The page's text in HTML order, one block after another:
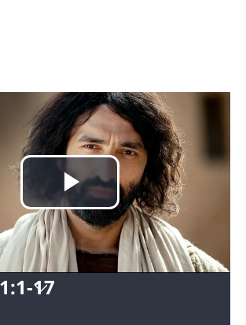
Play
Video
17